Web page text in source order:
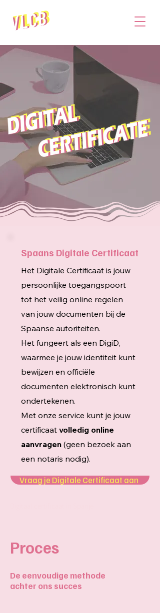
Spaans Digitale Certificaat
Het Digitale Certificaat is jouw
persoonlijke toegangspoort
tot het veilig online regelen
van jouw documenten bij de
Spaanse autoriteiten.
Het fungeert als een DigiD,
waarmee je jouw identiteit kunt
bewijzen en officiële
documenten elektronisch kunt
ondertekenen.
Met onze service kunt je jouw
certificaat volledig online
aanvragen (geen bezoek aan
een notaris nodig).
Vraag je Digitale Certificaat aan
Proces
De eenvoudige methode
achter ons succes